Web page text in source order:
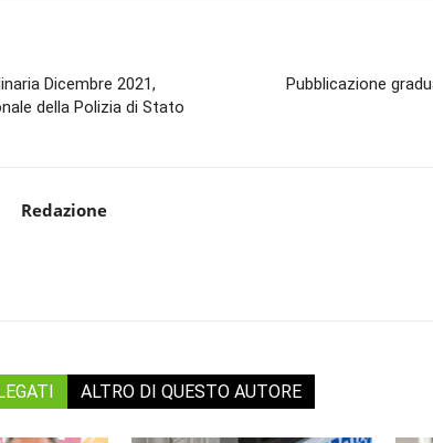
Dicembre 2021,
della Polizia di Stato
Pubblicazione
Redazione
ALTRO DI QUESTO AUTORE